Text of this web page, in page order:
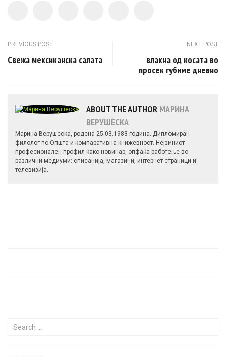
Post navigation
PREVIOUS POST
Свежа мексиканска салата
NEXT POST
влакна од косата во
просек губиме дневно
ABOUT THE AUTHOR МАРИНА
ВЕРУШЕСКА
Марина Верушеска, родена 25.03.1983 година. Дипломиран
филолог по Општа и компаративна книжевност. Нејзиниот
професионален профил како новинар, опфаќа работење во
различни медиуми: списанија, магазини, интернет страници и
телевизија.
Search for: